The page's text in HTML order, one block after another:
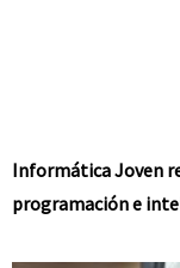
Informática Joven
programación e